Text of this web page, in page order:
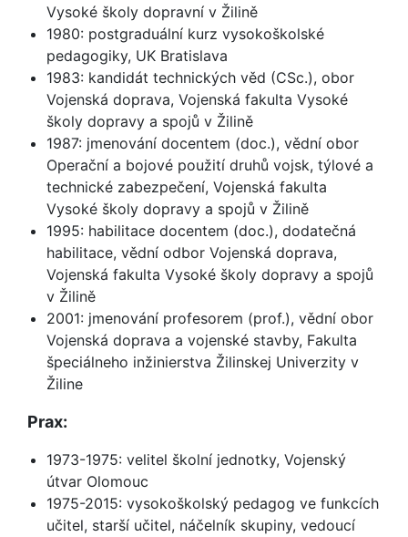
Vysoké školy dopravní v Žilině
1980: postgraduální kurz vysokoškolské
pedagogiky, UK Bratislava
1983: kandidát technických věd (CSc.), obor
Vojenská doprava, Vojenská fakulta Vysoké
školy dopravy a spojů v Žilině
1987: jmenování docentem (doc.), vědní obor
Operační a bojové použití druhů vojsk, týlové a
technické zabezpečení, Vojenská fakulta
Vysoké školy dopravy a spojů v Žilině
1995: habilitace docentem (doc.), dodatečná
habilitace, vědní odbor Vojenská doprava,
Vojenská fakulta Vysoké školy dopravy a spojů
v Žilině
2001: jmenování profesorem (prof.), vědní obor
Vojenská doprava a vojenské stavby, Fakulta
špeciálneho inžinierstva Žilinskej Univerzity v
Žiline
Prax:
1973-1975: velitel školní jednotky, Vojenský
útvar Olomouc
1975-2015: vysokoškolský pedagog ve funkcích
učitel, starší učitel, náčelník skupiny, vedoucí